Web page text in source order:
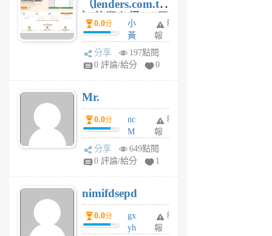
（lenders.com.tw
）使用心得 — 民
間貸款比較平台
體驗
0.0分
小
黃
蜂
1
舉
報
分享
197點閱
0 評論/給分
0
Mr.
0.0分
nc
M
U
F
U
5
個
月
舉
報
分享
649點閱
0 評論/給分
1
nimifdsepd
0.0分
gx
yh
舉
報